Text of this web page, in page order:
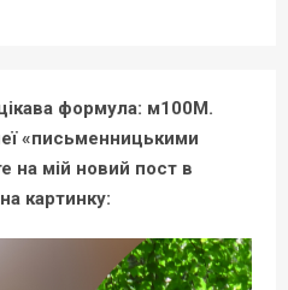
формула: м100М.
«письменницькими
на мій новий пост в
картинку: